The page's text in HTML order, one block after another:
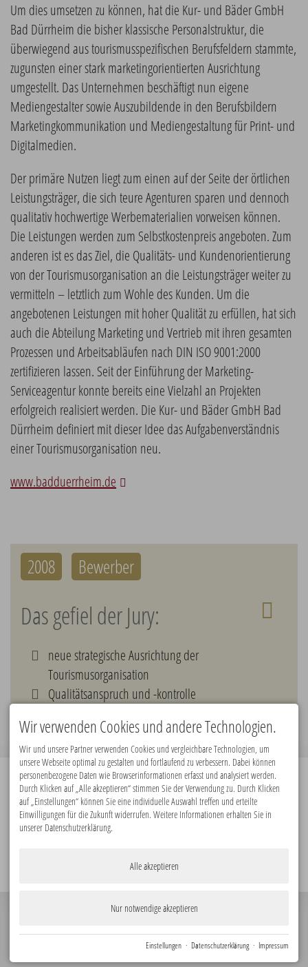
Um dies umsetzen zu können, hat die Kur- und Bäder GmbH
Bad Dürrheim die bisher klassische Personalstruktur, die
überwiegend aus tourismusspezifischen Berufsfeldern stammte,
zugunsten einer stark marketingorientierten Ausrichtung
umgestellt. Das Unternehmen beschäftigt nun eigene
Mediengestalter sowie Auszubildende in den Berufsbildern
Marketingkommunikation und Mediengestaltung für Print- und
Digitalmedien.
Der primäre Nutzen liegt zum einen auf der Seite der örtlichen
Leistungsträger, die sich teure Agenturen sparen und dennoch
qualitativ hochwertige Werbematerialien vorweisen können.
Die Leistungen werden zum Selbstkostenpreis angeboten. Zum
anderen ist es das Ziel, die Qualitäts- und Kundenorientierung
von der Tourismusorganisation an die Leistungsträger weiter zu
vermitteln – letztlich zum Wohle des Kunden. Um die
angebotenen Leistungen mit hoher Qualität zu erfüllen, hat sich
auch die Abteilung Marketing und Vertrieb mit ihren gesamten
Prozessen und Arbeitsabläufen nach DIN ISO 9001:2000
zertifizieren lassen. Seit der Einführung der Marketing-
Serviceagentur konnte bereits eine Vielzahl an Projekten
erfolgreich realisiert werden. Die Kur- und Bäder GmbH Bad
Dürrheim definiert mit dieser Idee das Aufgabenverständnis
einer Tourismusorganisation neu.
www.badduerrheim.de
2008 Bewerber
Das gefiel der Jury:
neue strategische Ausrichtung der
Tourismusorganisation
Qualitätsanspruch und -kontrolle
Premiumpartner:
Barrierefreiheit KONTAKT
Wir verwenden Cookies und andere Technologien.
Wir und unsere Partner verwenden Cookies und vergleichbare Technologien, um
unsere Webseite optimal zu gestalten und fortlaufend zu verbessern. Dabei können
personenbezogene Daten wie Browserinformationen erfasst und analysiert werden.
Durch Klicken auf „Alle akzeptieren“ stimmen Sie der Verwendung zu. Durch Klicken
auf „Einstellungen“ können Sie eine individuelle Auswahl treffen und erteilte
Einwilligungen für die Zukunft widerrufen. Weitere Informationen erhalten Sie in
unserer Datenschutzerklärung.
Alle akzeptieren
Nur notwendige akzeptieren
Einstellungen · Datenschutzerklärung · Impressum